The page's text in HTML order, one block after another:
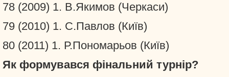
78 (2009) 1. В.Якимов (Черкаси)
79 (2010) 1. С.Павлов (Київ)
80 (2011) 1. Р.Пономарьов (Київ)
Як формувався фінальний турнір?